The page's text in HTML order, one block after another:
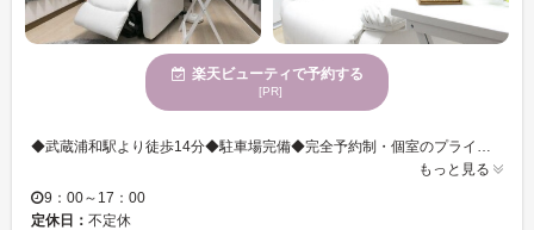
楽天ビューティで予約する
[PR]
もっと見る
9：00～17：00
定休日： 不定休